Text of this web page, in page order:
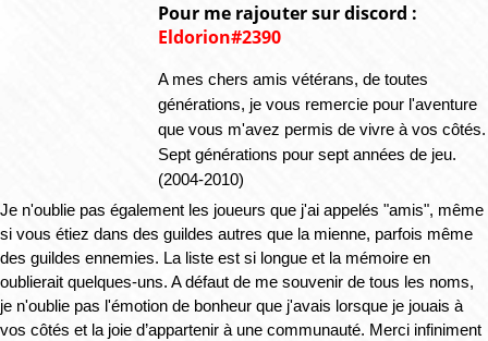
Pour me rajouter sur discord :
Eldorion#2390
A mes chers amis vétérans, de toutes
générations, je vous remercie pour l'aventure
que vous m'avez permis de vivre à vos côtés.
Sept générations pour sept années de jeu.
(2004-2010)
Je n'oublie pas également les joueurs que j'ai appelés "amis", même
si vous étiez dans des guildes autres que la mienne, parfois même
des guildes ennemies. La liste est si longue et la mémoire en
oublierait quelques-uns. A défaut de me souvenir de tous les noms,
je n'oublie pas l'émotion de bonheur que j'avais lorsque je jouais à
vos côtés et la joie d’appartenir à une communauté. Merci infiniment